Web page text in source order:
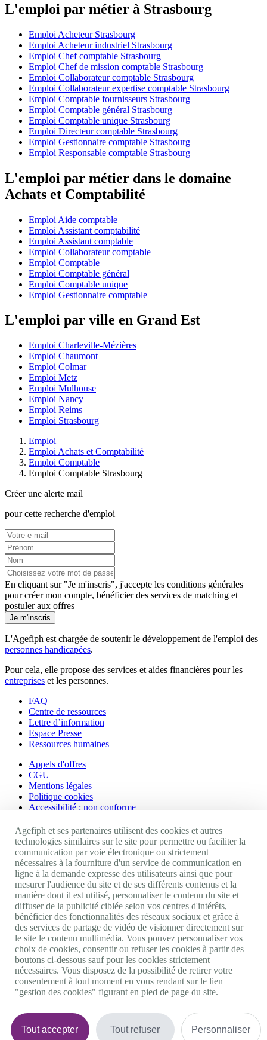
L'emploi par métier à Strasbourg
Emploi Acheteur Strasbourg
Emploi Acheteur industriel Strasbourg
Emploi Chef comptable Strasbourg
Emploi Chef de mission comptable Strasbourg
Emploi Collaborateur comptable Strasbourg
Emploi Collaborateur expertise comptable Strasbourg
Emploi Comptable fournisseurs Strasbourg
Emploi Comptable général Strasbourg
Emploi Comptable unique Strasbourg
Emploi Directeur comptable Strasbourg
Emploi Gestionnaire comptable Strasbourg
Emploi Responsable comptable Strasbourg
L'emploi par métier dans le domaine
Achats et Comptabilité
Emploi Aide comptable
Emploi Assistant comptabilité
Emploi Assistant comptable
Emploi Collaborateur comptable
Emploi Comptable
Emploi Comptable général
Emploi Comptable unique
Emploi Gestionnaire comptable
L'emploi par ville en Grand Est
Emploi Charleville-Mézières
Emploi Chaumont
Emploi Colmar
Emploi Metz
Emploi Mulhouse
Emploi Nancy
Emploi Reims
Emploi Strasbourg
Emploi
Emploi Achats et Comptabilité
Emploi Comptable
Emploi Comptable Strasbourg
Créer une alerte mail
pour cette recherche d'emploi
En cliquant sur "Je m'inscris", j'accepte les conditions générales
pour créer mon compte, bénéficier des services de matching et
postuler aux offres
Je m'inscris
L'Agefiph est chargée de soutenir le développement de l'emploi des
personnes handicapées.
Pour cela, elle propose des services et aides financières pour les
entreprises et les personnes.
FAQ
Centre de ressources
Lettre d’information
Espace Presse
Ressources humaines
Appels d'offres
CGU
Mentions légales
Politique cookies
Accessibilité : non conforme
Nos autres sites
Site portail Agefiph
Activateur de progrès
Handinnov
Innovation et recherche
Université du RRH
Service AppuiPro
Nous suivre
Youtube
Linkedin
Facebook
Twitter
0 800 11 10 09Services & appel gratuitsDe 9h à 18h.
Nous contacter
Agefiph et ses partenaires utilisent des cookies et autres
technologies similaires sur le site pour permettre ou faciliter la
communication par voie électronique ou strictement
nécessaires à la fourniture d'un service de communication en
ligne à la demande expresse des utilisateurs ainsi que pour
mesurer l'audience du site et de ses différents contenus et la
manière dont il est utilisé, personnaliser le contenu du site et
diffuser de la publicité ciblée selon vos centres d'intérêts,
bénéficier des fonctionnalités des réseaux sociaux et grâce à
des services de partage de vidéo de visionner directement sur
le site le contenu multimédia. Vous pouvez personnaliser vos
choix de cookies, consentir ou refuser les cookies à partir des
boutons ci-dessous sauf pour les cookies strictement
nécessaires. Vous disposez de la possibilité de retirer votre
consentement à tout moment en vous rendant sur le lien
"gestion des cookies" figurant en pied de page du site.
Tout accepter Tout refuser Personnaliser